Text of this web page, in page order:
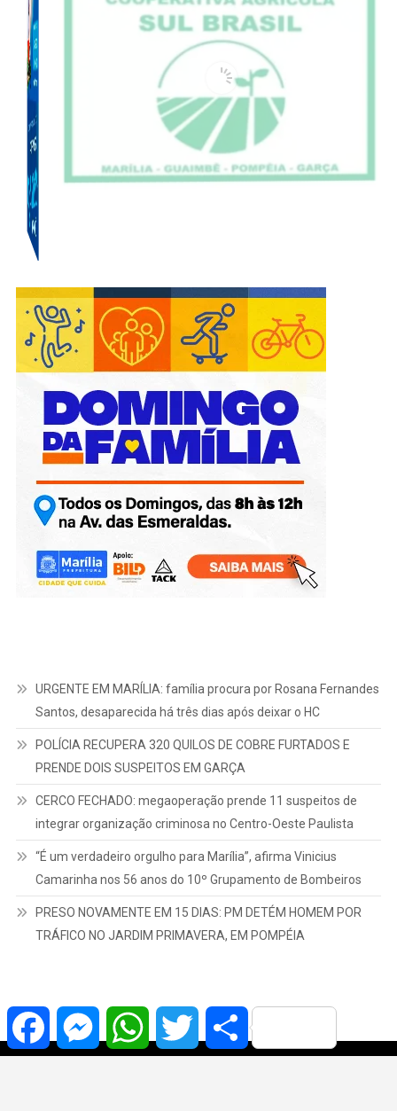
Santos, desaparecida há três dias após deixar o HC
POLÍCIA RECUPERA 320 QUILOS DE COBRE FURTADOS E
PRENDE DOIS SUSPEITOS EM GARÇA
CERCO FECHADO: megaoperação prende 11 suspeitos de
integrar organização criminosa no Centro-Oeste Paulista
“É um verdadeiro orgulho para Marília”, afirma Vinicius
Camarinha nos 56 anos do 10º Grupamento de Bombeiros
PRESO NOVAMENTE EM 15 DIAS: PM DETÉM HOMEM POR
TRÁFICO NO JARDIM PRIMAVERA, EM POMPÉIA
Facebook MessengerWhatsAppTwitter Share